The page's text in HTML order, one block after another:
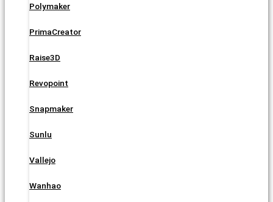
Polymaker
PrimaCreator
Raise3D
Revopoint
Snapmaker
Sunlu
Vallejo
Wanhao